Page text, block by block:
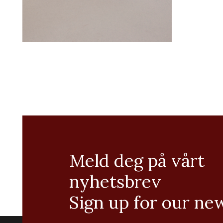
Meld deg på vårt
nyhetsbrev
Sign up for our